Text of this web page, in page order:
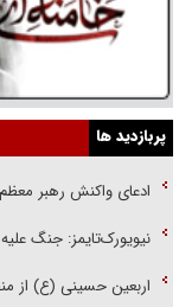
پربازدید ها
ادعای واکنش رهبر
نیویورک‌تایمز: جنگ
اربعین حسینی (ع) از